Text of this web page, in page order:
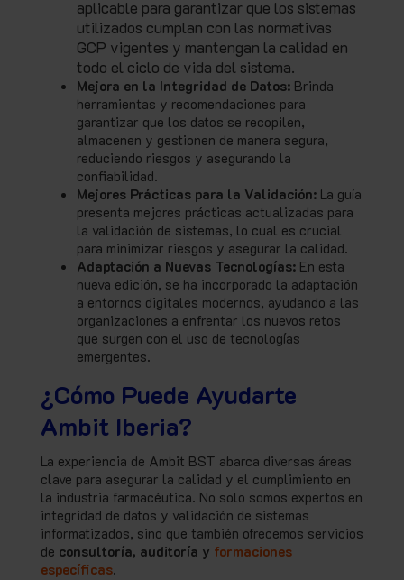
aplicable para garantizar que los sistemas
utilizados cumplan con las normativas
GCP vigentes y mantengan la calidad en
todo el ciclo de vida del sistema.
Mejora en la Integridad de Datos: Brinda
herramientas y recomendaciones para
garantizar que los datos se recopilen,
almacenen y gestionen de manera segura,
reduciendo riesgos y asegurando la
confiabilidad.
Mejores Prácticas para la Validación: La guía
presenta mejores prácticas actualizadas para
la validación de sistemas, lo cual es crucial
para minimizar riesgos y asegurar la calidad.
Adaptación a Nuevas Tecnologías: En esta
nueva edición, se ha incorporado la adaptación
a entornos digitales modernos, ayudando a las
organizaciones a enfrentar los nuevos retos
que surgen con el uso de tecnologías
emergentes.
¿Cómo Puede Ayudarte
Ambit Iberia?
La experiencia de Ambit BST abarca diversas áreas
clave para asegurar la calidad y el cumplimiento en
la industria farmacéutica. No solo somos expertos en
integridad de datos y validación de sistemas
informatizados, sino que también ofrecemos servicios
de consultoría, auditoría y formaciones
específicas.